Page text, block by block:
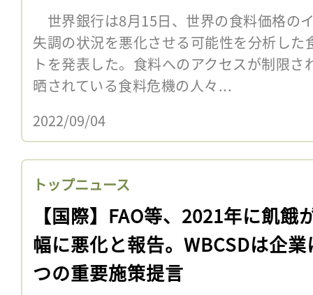
世界銀行は8月15日、世界の食料価格の
失調の状況を悪化させる可能性を分析し
トを発表した。食料へのアクセスが制限
晒されている食料危機の人々...
2022/09/04
トップニュース
【国際】FAO等、2021年に飢餓
幅に悪化と報告。WBCSDは企業
つの重要施策提言